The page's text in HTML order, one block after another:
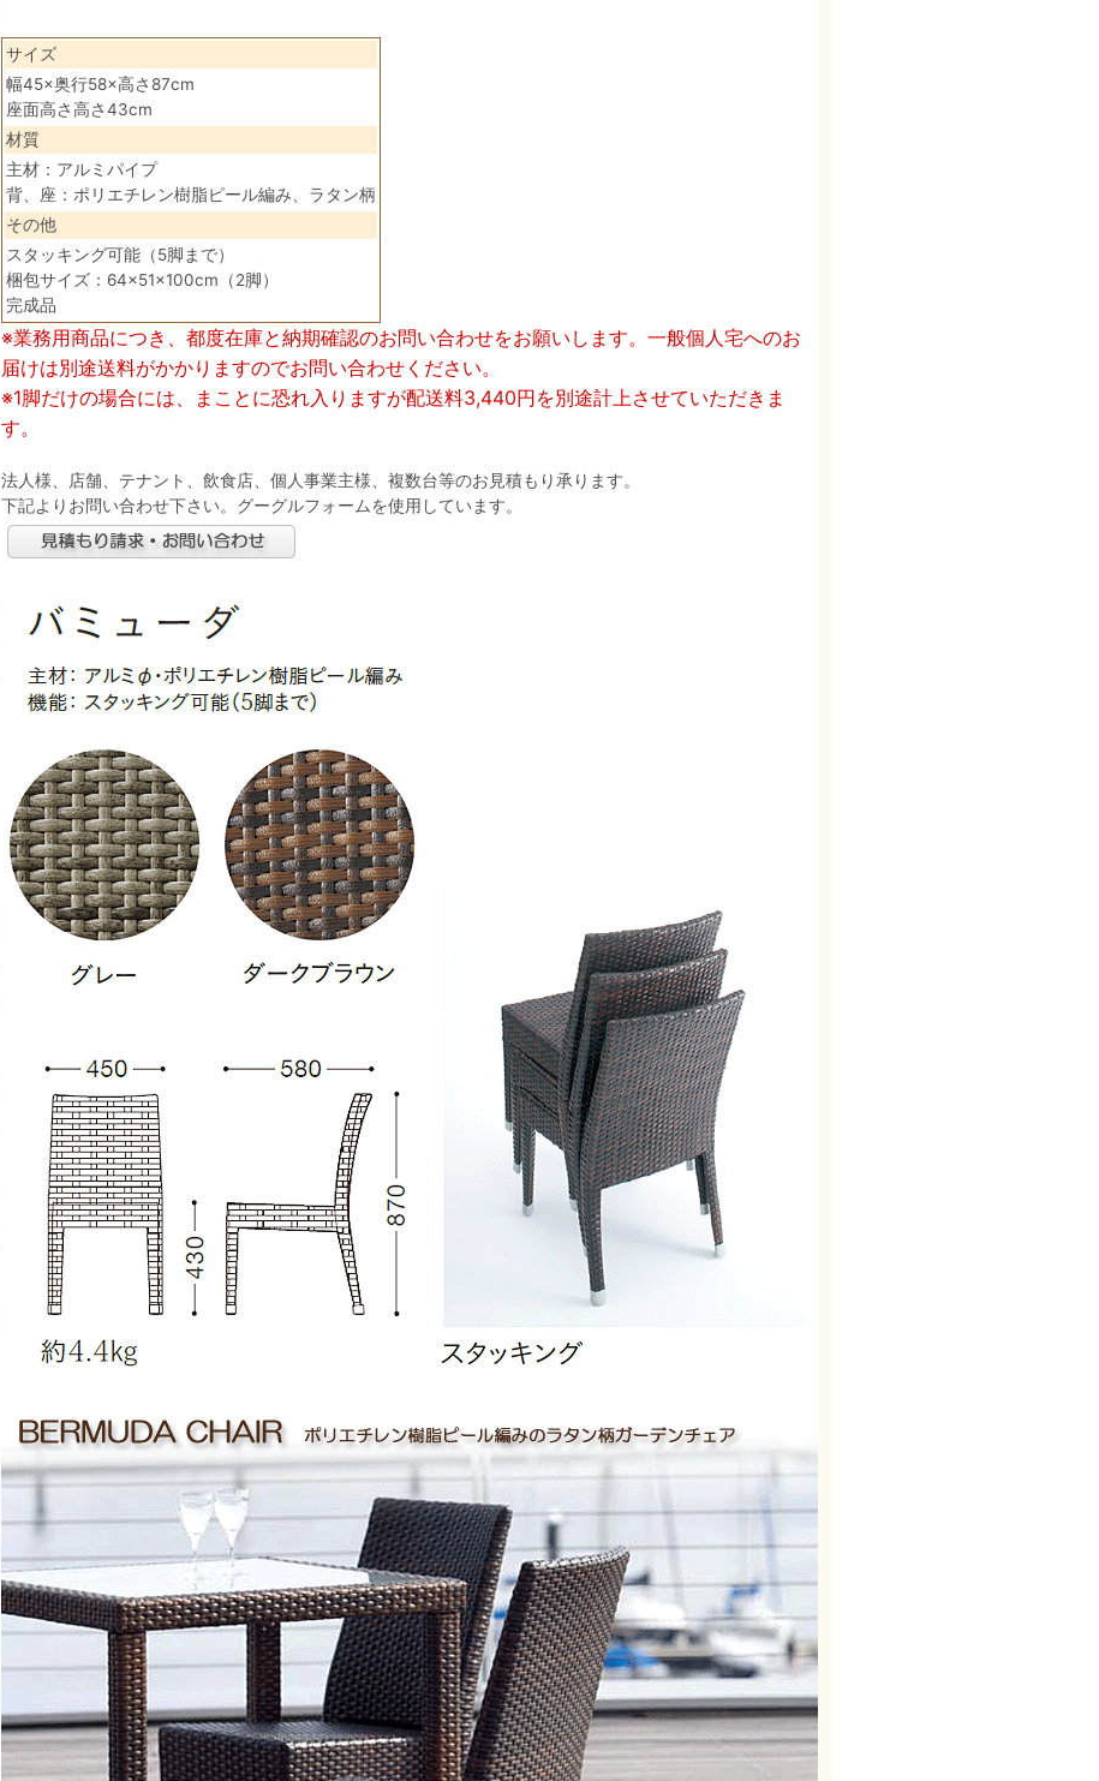
サイズ
幅45×奥行58×高さ87cm
座面高さ高さ43cm
材質
主材：アルミパイプ
背、座：ポリエチレン樹脂ピール編み、ラタン柄
その他
スタッキング可能（5脚まで）
梱包サイズ：64×51×100cm（2脚）
完成品
※業務用商品につき、都度在庫と納期確認のお問い合わせをお願いします。一般個人宅へのお
届けは別途送料がかかりますのでお問い合わせください。
※1脚だけの場合には、まことに恐れ入りますが配送料3,440円を別途計上させていただきま
す。
法人様、店舗、テナント、飲食店、個人事業主様、複数台等のお見積もり承ります。
下記よりお問い合わせ下さい。グーグルフォームを使用しています。